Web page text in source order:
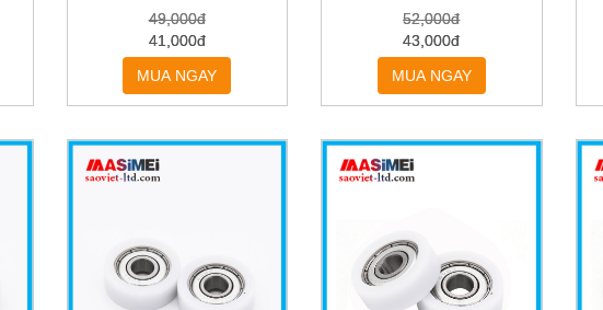
49,000đ
41,000đ
MUA NGAY
52,000đ
43,000đ
MUA NGAY